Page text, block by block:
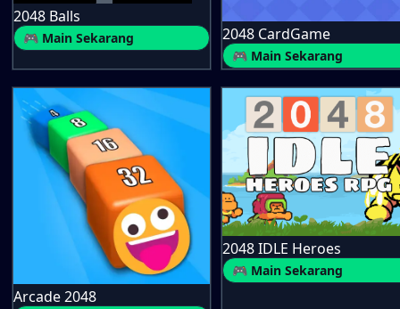
2048 Balls
🎮 Main Sekarang 2048 CardGame
🎮 Main Sekarang
Arcade 2048
2048 IDLE Heroes
🎮 Main Sekarang